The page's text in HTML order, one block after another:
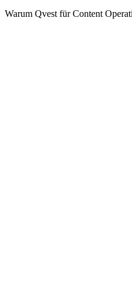
Warum Qvest für Content